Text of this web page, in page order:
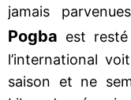
jamais
Pogba est
l’international
saison et ne